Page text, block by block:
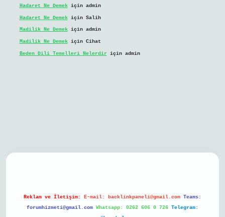
Hadaret Ne Demekiçin admin
Hadaret Ne Demekiçin Salih
Madilik Ne Demekiçin admin
Madilik Ne Demekiçin Cihat
Beden Dili Temelleri Nelerdiriçin admin
Reklam ve İletişim: E-mail: backlinkpaneli@gmail.com Teams:
forumhizmeti@gmail.com Whatsapp: 0262 606 0 726 Telegram: